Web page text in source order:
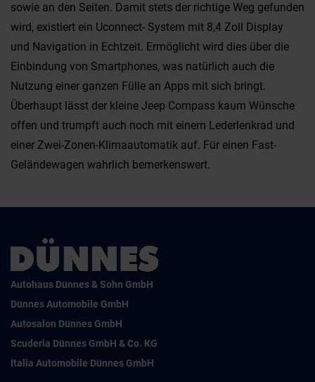
sowie an den Seiten. Damit stets der richtige Weg gefunden
wird, existiert ein Uconnect- System mit 8,4 Zoll Display
und Navigation in Echtzeit. Ermöglicht wird dies über die
Einbindung von Smartphones, was natürlich auch die
Nutzung einer ganzen Fülle an Apps mit sich bringt.
Überhaupt lässt der kleine Jeep Compass kaum Wünsche
offen und trumpft auch noch mit einem Lederlenkrad und
einer Zwei-Zonen-Klimaautomatik auf. Für einen Fast-
Geländewagen wahrlich bemerkenswert.
Autohaus Dünnes & Sohn GmbH
Dünnes Automobile GmbH
Autosalon Dünnes GmbH
Scuderia Dünnes GmbH & Co. KG
Italia Automobile Dünnes GmbH